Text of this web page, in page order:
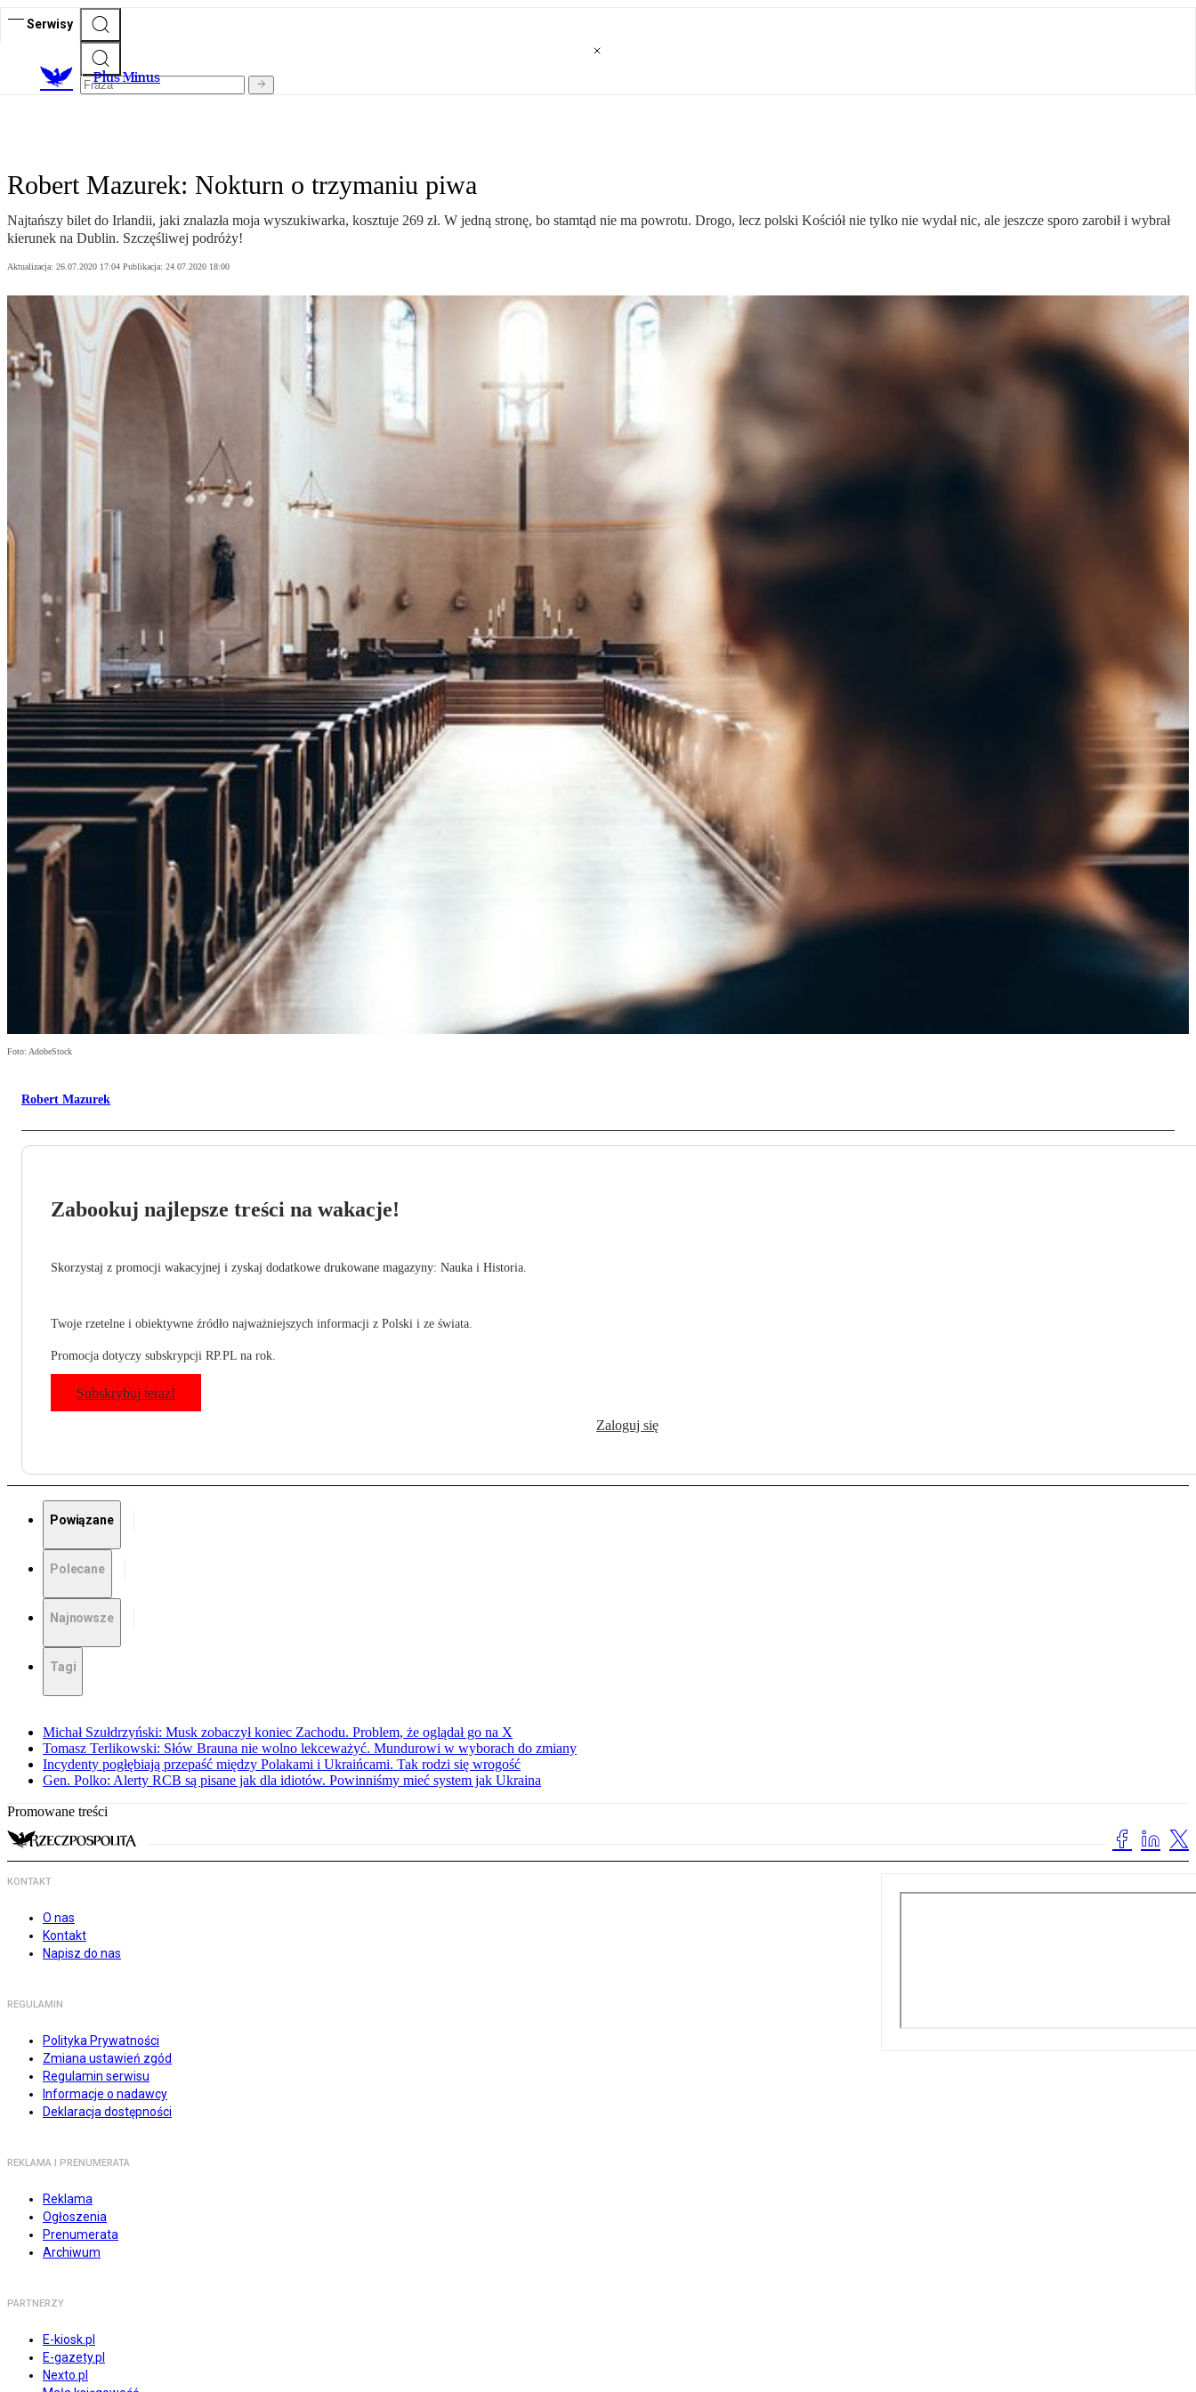
Serwisy
Plus Minus
Robert Mazurek: Nokturn o trzymaniu piwa
Najtańszy bilet do Irlandii, jaki znalazła moja wyszukiwarka, kosztuje 269 zł. W jedną stronę, bo stamtąd nie ma powrotu. Drogo, lecz polski Kościół nie tylko nie wydał nic, ale jeszcze sporo zarobił i wybrał
kierunek na Dublin. Szczęśliwej podróży!
Aktualizacja: 26.07.2020 17:04 Publikacja: 24.07.2020 18:00
Foto: AdobeStock
Robert Mazurek
Zabookuj najlepsze treści na wakacje!
Skorzystaj z promocji wakacyjnej i zyskaj dodatkowe drukowane magazyny: Nauka i Historia.
Twoje rzetelne i obiektywne źródło najważniejszych informacji z Polski i ze świata.
Promocja dotyczy subskrypcji RP.PL na rok.
Subskrybuj teraz!
Zaloguj się
Powiązane
Polecane
Najnowsze
Tagi
Michał Szułdrzyński: Musk zobaczył koniec Zachodu. Problem, że oglądał go na X
Tomasz Terlikowski: Słów Brauna nie wolno lekceważyć. Mundurowi w wyborach do zmiany
Incydenty pogłębiają przepaść między Polakami i Ukraińcami. Tak rodzi się wrogość
Gen. Polko: Alerty RCB są pisane jak dla idiotów. Powinniśmy mieć system jak Ukraina
Promowane treści
KONTAKT
O nas
Kontakt
Napisz do nas
REGULAMIN
Polityka Prywatności
Zmiana ustawień zgód
Regulamin serwisu
Informacje o nadawcy
Deklaracja dostępności
REKLAMA I PRENUMERATA
Reklama
Ogłoszenia
Prenumerata
Archiwum
PARTNERZY
E-kiosk.pl
E-gazety.pl
Nexto.pl